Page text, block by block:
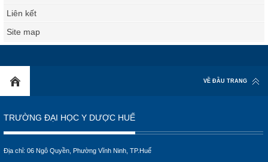
Liên kết
Site map
VỀ ĐẦU TRANG
TRƯỜNG ĐẠI HỌC Y DƯỢC HUẾ
Địa chỉ: 06 Ngô Quyền, Phường Vĩnh Ninh, TP.Huế